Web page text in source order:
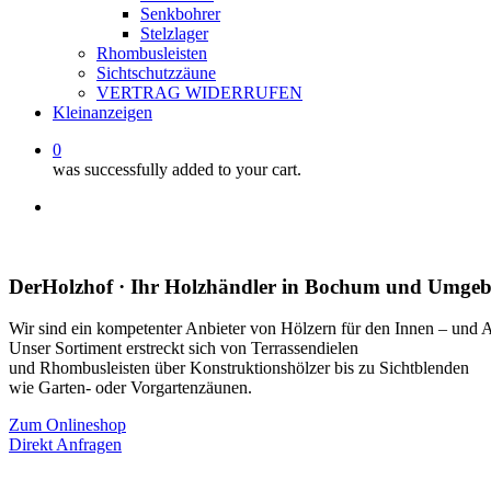
Senkbohrer
Stelzlager
Rhombusleisten
Sichtschutzzäune
VERTRAG WIDERRUFEN
Kleinanzeigen
0
was successfully added to your cart.
DerHolzhof · Ihr Holzhändler in Bochum und
Wir sind ein kompetenter Anbieter von Hölzern für den Innen – und
Unser Sortiment erstreckt sich von Terrassendielen
und Rhombusleisten über Konstruktionshölzer bis zu Sichtblenden
wie Garten- oder Vorgartenzäunen.
Zum Onlineshop
Direkt Anfragen